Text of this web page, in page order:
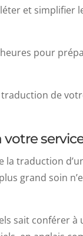
et simplifier
pour
de
la traduction
grand soin
sait conférer à